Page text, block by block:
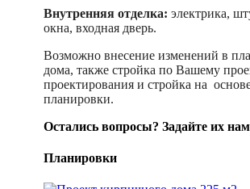
Внутренняя отделка: электрика,
окна, входная дверь.
Возможно внесение изменений в
дома, также стройка по Вашему
проектирования и стройка на
планировки.
Остались вопросы? Задайте их
Планировки